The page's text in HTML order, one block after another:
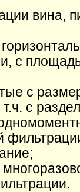
вина,
с
с
с